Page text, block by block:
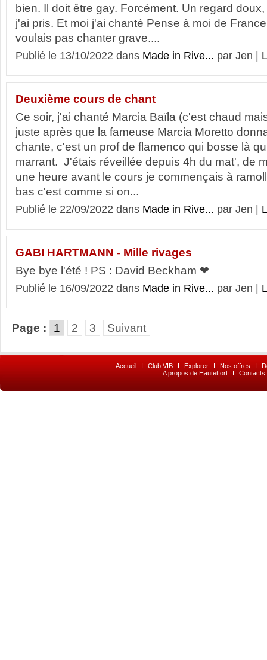
bien. Il doit être gay. Forcément. Un regard
j'ai pris. Et moi j'ai chanté Pense à moi de
voulais pas chanter grave....
Publié le 13/10/2022 dans Made in Rive... par Jen |
Deuxième cours de chant
Ce soir, j'ai chanté Marcia Baïla (c'est chaud
juste après que la fameuse Marcia Moretto
chante, c'est un prof de flamenco qui bosse là
marrant. J'étais réveillée depuis 4h du mat', de
une heure avant le cours je commençais à
bas c'est comme si on...
Publié le 22/09/2022 dans Made in Rive... par Jen |
GABI HARTMANN - Mille rivages
Bye bye l'été ! PS : David Beckham ❤︎
Publié le 16/09/2022 dans Made in Rive... par Jen |
Page : 1 2 3 Suivant
Accueil I Club VIB I Explorer I Nos offres I
A propos de Hautetfort
I Contacts